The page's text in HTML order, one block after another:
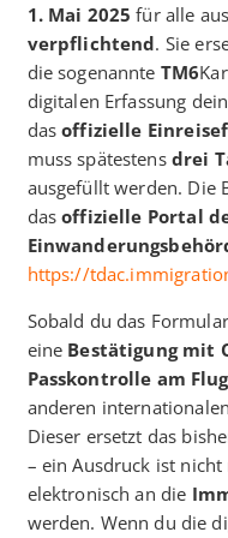
1. Mai 2025 für alle
verpflichtend. Sie
die sogenannte TM6
digitalen Erfassung
dasoffizielle
muss spätestens drei
ausgefüllt werden. Die
dasoffizielle Portal
https://
Sobald du das
eine Bestätigung mit
Passkontrolle am
anderen
Dieser ersetzt das
– ein Ausdruck ist
elektronisch an die
werden. Wenn du die